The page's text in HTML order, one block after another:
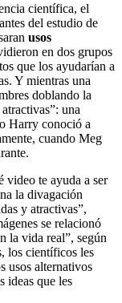
científica, el
del estudio de
usos
en dos grupos
que los ayudarían a
Y mientras una
doblando la
una
Harry conoció a
cuando Meg
video te ayuda a ser
la divagación
y atractivas”,
se relacionó
la vida real”, según
los científicos les
usos alternativos
ideas que les